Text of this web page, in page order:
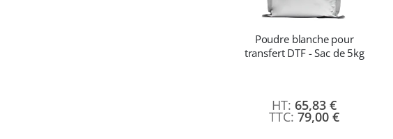
Poudre blanche pour
transfert DTF - Sac de 5kg
79,00 €
65,83 €